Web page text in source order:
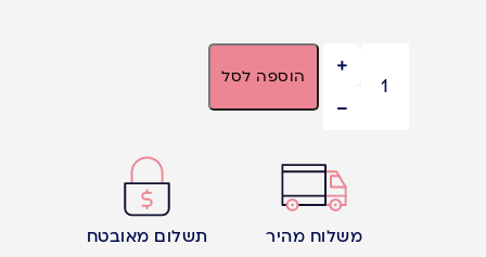
הוספה לסל
משלוח מהיר תשלום מאובטח